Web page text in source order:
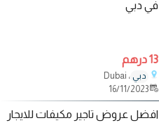
في دبي
13 درهم
دبي ، Dubai
16/11/2023
افضل عروض تاجير مكيفات للايجار